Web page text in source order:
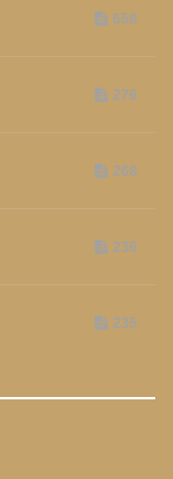
658
276
268
236
235